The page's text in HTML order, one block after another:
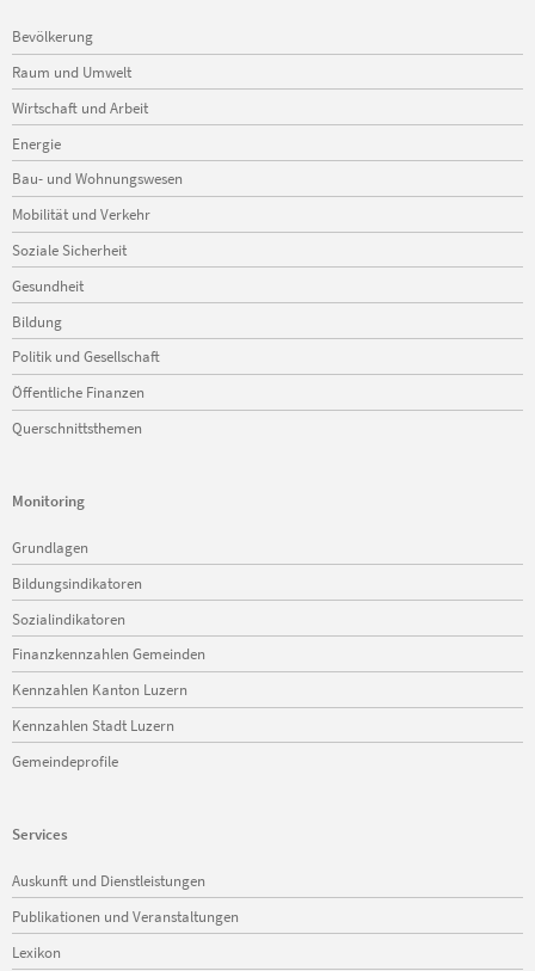
Navigation
überspringen
Bevölkerung
Raum und Umwelt
Wirtschaft und Arbeit
Energie
Bau- und Wohnungswesen
Mobilität und Verkehr
Soziale Sicherheit
Gesundheit
Bildung
Politik und Gesellschaft
Öffentliche Finanzen
Querschnittsthemen
Monitoring
Navigation
überspringen
Grundlagen
Bildungsindikatoren
Sozialindikatoren
Finanzkennzahlen Gemeinden
Kennzahlen Kanton Luzern
Kennzahlen Stadt Luzern
Gemeindeprofile
Services
Navigation
überspringen
Auskunft und Dienstleistungen
Publikationen und Veranstaltungen
Lexikon